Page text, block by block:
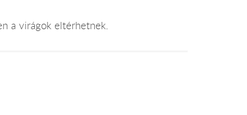
a virágok eltérhetnek.